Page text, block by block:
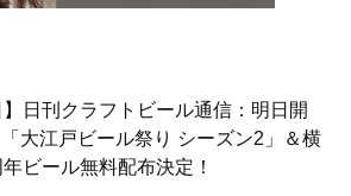
】日刊クラフトビール通信：明日開
大江戸ビール祭り シーズン2」＆横
ビール無料配布決定！